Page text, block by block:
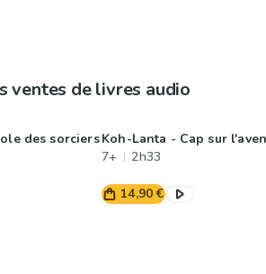
ventes de livres audio
des sorciersKoh-Lanta - Cap sur
7+
2h33
14,90 €